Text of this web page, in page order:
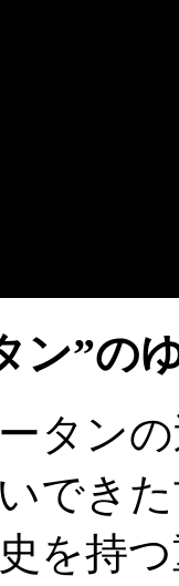
ン”の
タン
でき
を持